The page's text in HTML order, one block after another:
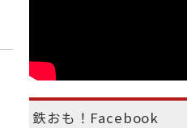
鉄おも！Facebook